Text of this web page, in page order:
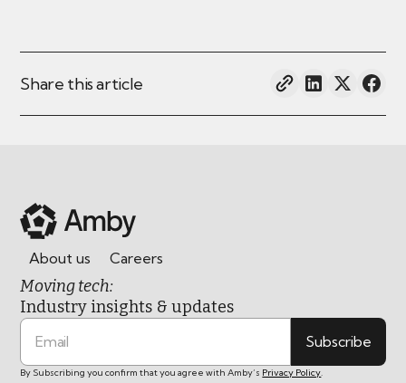
Share this article
About us Careers
Moving tech:
Industry insights & updates
By Subscribing you confirm that you agree with Amby’s Privacy Policy